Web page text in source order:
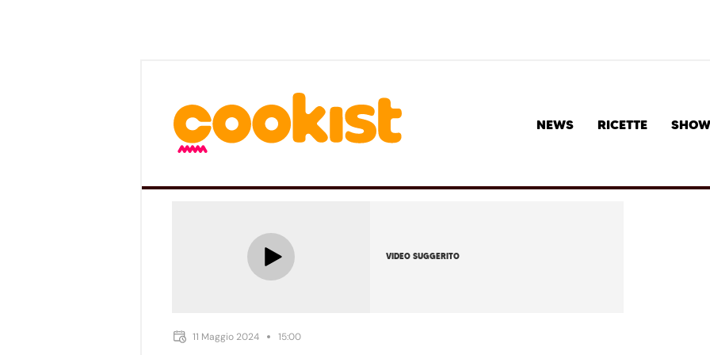
NEWS RICETTE SHOW
VIDEO SUGGERITO
11 Maggio 2024 15:00